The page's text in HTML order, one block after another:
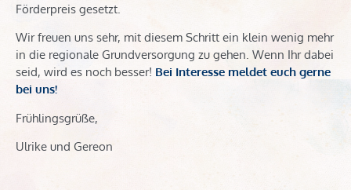
Förderpreis gesetzt.
Wir freuen uns sehr, mit diesem Schritt ein klein wenig mehr
in die regionale Grundversorgung zu gehen. Wenn Ihr dabei
seid, wird es noch besser! Bei Interesse meldet euch gerne
bei uns!
Frühlingsgrüße,
Ulrike und Gereon